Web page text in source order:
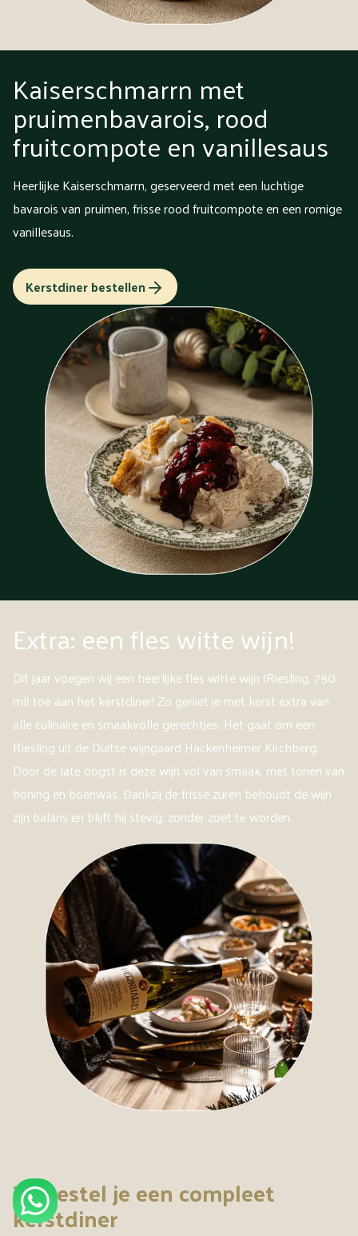
Kaiserschmarrn met
pruimenbavarois, rood
fruitcompote en vanillesaus
Heerlijke Kaiserschmarrn, geserveerd met een luchtige
bavarois van pruimen, frisse rood fruitcompote en een romige
vanillesaus.
Kerstdiner bestellen
Extra: een fles witte wijn!
Dit jaar voegen wij een heerlijke fles witte wijn (Riesling, 750
ml) toe aan het kerstdiner! Zo geniet je met kerst extra van
alle culinaire en smaakvolle gerechtjes. Het gaat om een
Riesling uit de Duitse wijngaard Hackenheimer Kirchberg.
Door de late oogst is deze wijn vol van smaak, met tonen van
honing en boenwas. Dankzij de frisse zuren behoudt de wijn
zijn balans en blijft hij stevig, zonder zoet te worden.
Zo bestel je een compleet
kerstdiner